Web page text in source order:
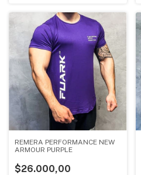
REMERA PERFORMANCE NEW
ARMOUR PURPLE
$26.000,00